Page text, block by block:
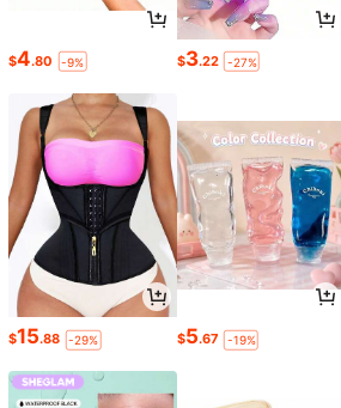
$4.80 -9% $3.22 -27%
$15.88 -29% $5.67 -19%